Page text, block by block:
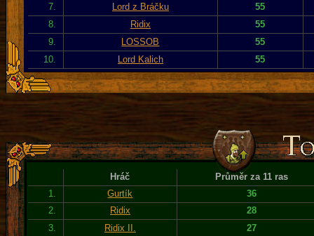
7.
Lord z Bráčku
55
8.
Ridix
55
9.
LOSSOB
55
10.
Lord Kalich 55
Hráč
Průměr za 11 ras
1.
Gurtík
36
2.
Ridix
28
3.
Ridix II.
27